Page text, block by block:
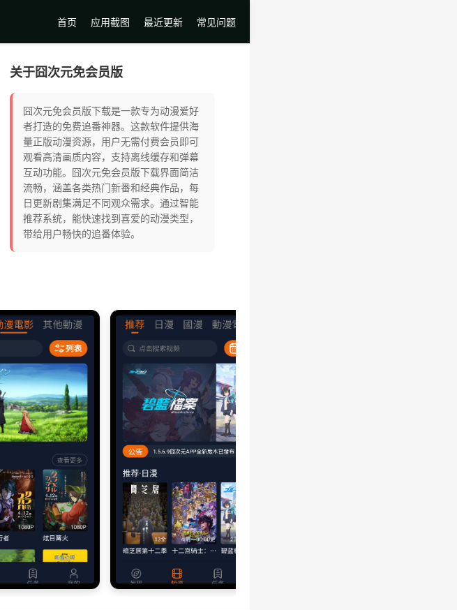
首页 应用截图 最近更新 常见问题
关于囧次元免会员版
囧次元免会员版下载是一款专为动漫爱好
者打造的免费追番神器。这款软件提供海
量正版动漫资源，用户无需付费会员即可
观看高清画质内容，支持离线缓存和弹幕
互动功能。囧次元免会员版下载界面简洁
流畅，涵盖各类热门新番和经典作品，每
日更新剧集满足不同观众需求。通过智能
推荐系统，能快速找到喜爱的动漫类型，
带给用户畅快的追番体验。